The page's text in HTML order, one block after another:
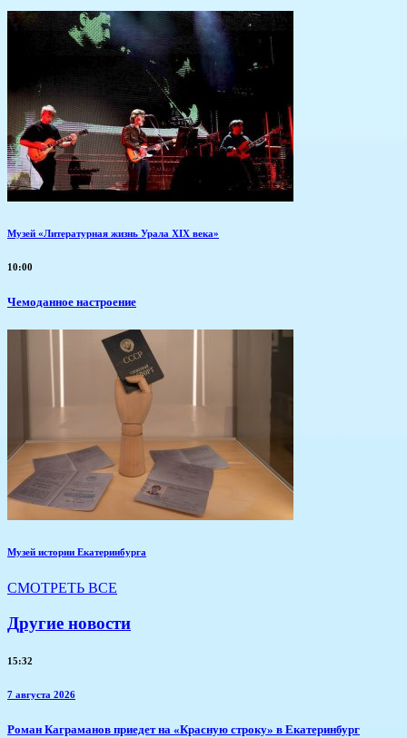
Музей «Литературная жизнь Урала XIX века»
10:00
Чемоданное настроение
Музей истории Екатеринбурга
СМОТРЕТЬ ВСЕ
Другие новости
15:32
7 августа 2026
​Роман Каграманов приедет на «Красную строку» в Екатеринбург